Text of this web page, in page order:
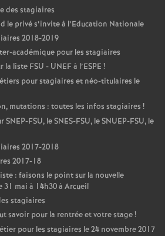
des stagiaires
le privé s’invite à l’Education Nationale
2018-2019
académique pour les stagiaires
la liste FSU - UNEFà l’ESPE !
pour stagiaires et néo-titulaires le
mutations : toutes les infos stagiaires !
SNEP-FSU, leSNES-FSU, leSNUEP-FSU, le
2017-2018
2017-18
: faisons le point sur la nouvelle
mai à 14h30 à Arcueil
stagiaires
savoir pour la rentrée et votre stage!
pour les stagiaires le 24 novembre 2017